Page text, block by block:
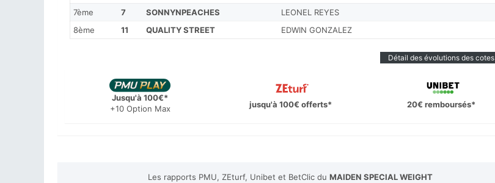
7ème
7 SONNYNPEACHES
LEONEL REYES
8ème
11 QUALITY STREET EDWIN GONZALEZ
Détail des évolutions des cotes
Jusqu'à 100€*
+10 Option Max
jusqu'à 100€ offerts* 20€ remboursés*
Les rapports PMU, ZEturf, Unibet et BetClic duMAIDEN SPECIAL WEIGHT